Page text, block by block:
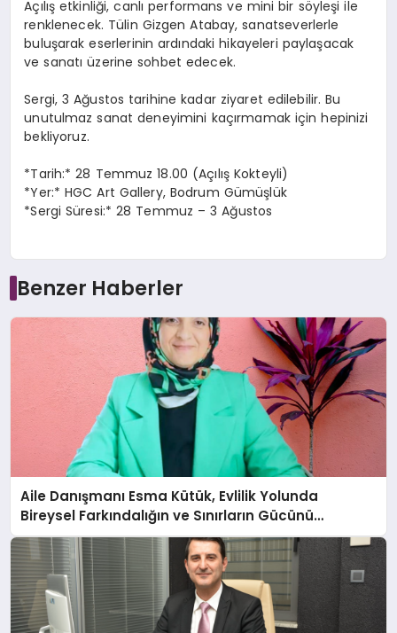
Açılış etkinliği, canlı performans ve mini bir söyleşi ile
renklenecek. Tülin Gizgen Atabay, sanatseverlerle
buluşarak eserlerinin ardındaki hikayeleri paylaşacak
ve sanatı üzerine sohbet edecek.
Sergi, 3 Ağustos tarihine kadar ziyaret edilebilir. Bu
unutulmaz sanat deneyimini kaçırmamak için hepinizi
bekliyoruz.
*Tarih:* 28 Temmuz 18.00 (Açılış Kokteyli)
*Yer:* HGC Art Gallery, Bodrum Gümüşlük
*Sergi Süresi:* 28 Temmuz – 3 Ağustos
Benzer Haberler
Aile Danışmanı Esma Kütük, Evlilik Yolunda
Bireysel Farkındalığın ve Sınırların Gücünü
Anlatıyor